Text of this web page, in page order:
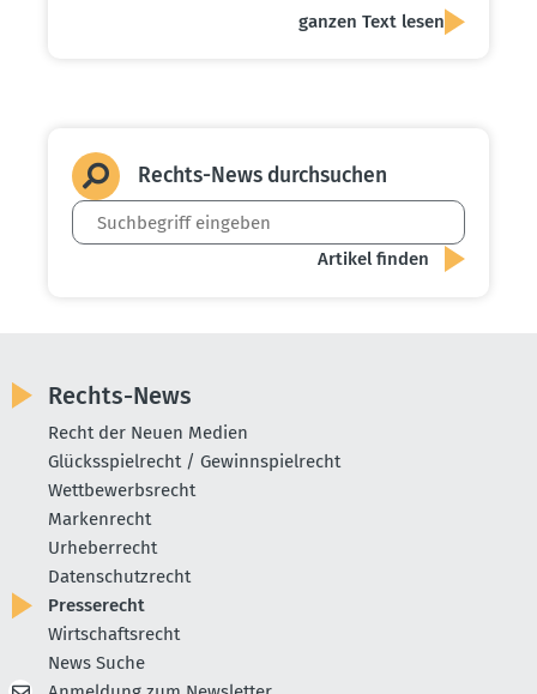
ganzen Text lesen
Rechts-News durch­suchen
Rechts-News
Recht der Neuen Medien
Glücksspielrecht / Gewinnspielrecht
Wettbewerbsrecht
Markenrecht
Urheberrecht
Datenschutzrecht
Presserecht
Wirtschaftsrecht
News Suche